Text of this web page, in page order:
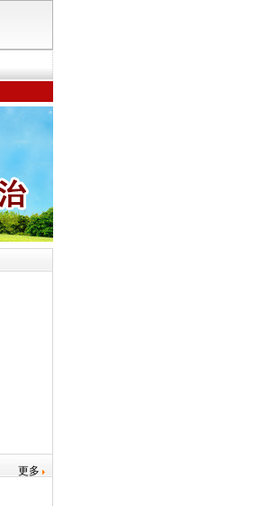
更多